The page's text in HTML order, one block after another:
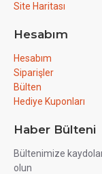
Site Haritası
Hesabım
Hesabım
Siparişler
Bülten
Hediye Kuponları
Haber Bülteni
Bültenimize
olun